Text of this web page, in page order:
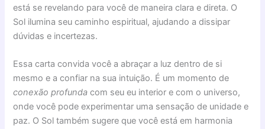
está se revelando para você de maneira clara e direta. O
Sol ilumina seu caminho espiritual, ajudando a dissipar
dúvidas e incertezas.
Essa carta convida você a abraçar a luz dentro de si
mesmo e a confiar na sua intuição. É um momento de
conexão profunda com seu eu interior e com o universo,
onde você pode experimentar uma sensação de unidade e
paz. O Sol também sugere que você está em harmonia